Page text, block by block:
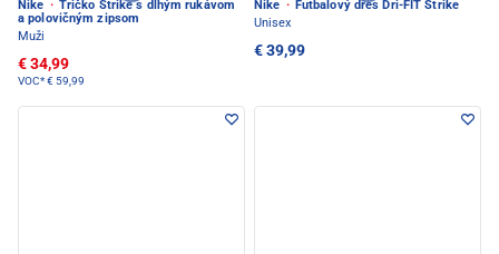
Nike · Tričko Strike s dlhým rukávom
a polovičným zipsom
Muži
€ 34,99
VOC*€ 59,99
Nike · Futbalový dres Dri-FIT Strike
Unisex
€ 39,99